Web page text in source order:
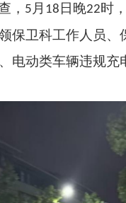
， 5 月 18 日晚22 时
保卫科工作人员
电动类车辆违规